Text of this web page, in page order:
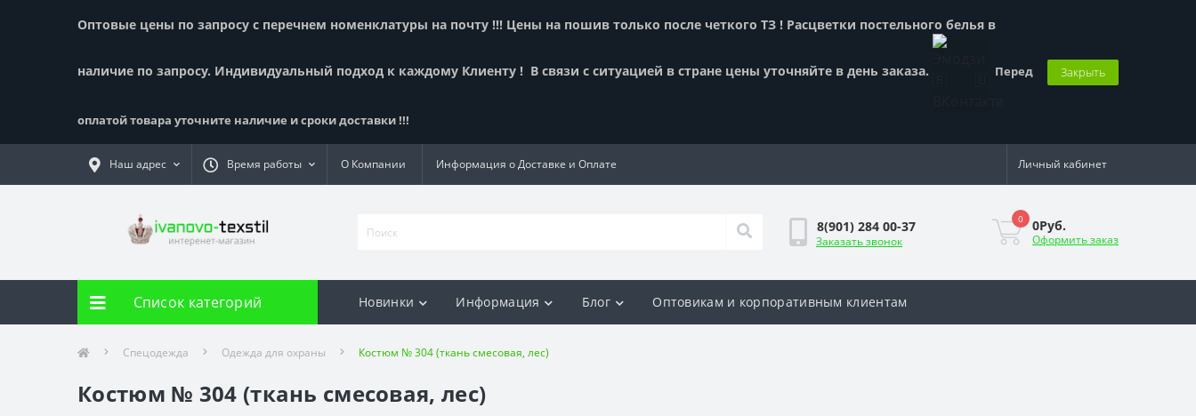
Оптовые цены по запросу с перечнем номенклатуры на почту !!! Цены на пошив только после четкого ТЗ ! Расцветки постельного белья в
наличие по запросу. Индивидуальный подход к каждому Клиенту ! В связи с ситуацией в стране цены уточняйте в день заказа. Перед
оплатой товара уточните наличие и сроки доставки !!!
Закрыть
Наш адрес Время работы О Компании Информация о Доставке и Оплате Личный кабинет
8(901) 284 00-37
Заказать звонок
0 0Руб.
Оформить заказ
Список категорий Новинки Информация Блог Оптовикам и корпоративным клиентам
Спецодежда Одежда для охраны Костюм № 304 (ткань смесовая, лес)
Костюм № 304 (ткань смесовая, лес)